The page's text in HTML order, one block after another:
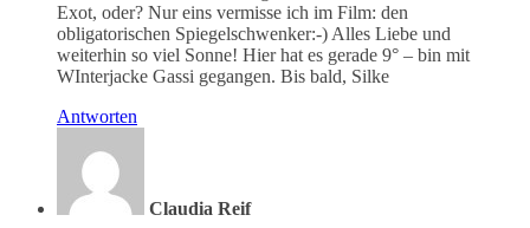
Exot, oder? Nur eins vermisse ich im Film: den
obligatorischen Spiegelschwenker:-) Alles Liebe und
weiterhin so viel Sonne! Hier hat es gerade 9° – bin mit
WInterjacke Gassi gegangen. Bis bald, Silke
Antworten
Claudia Reif